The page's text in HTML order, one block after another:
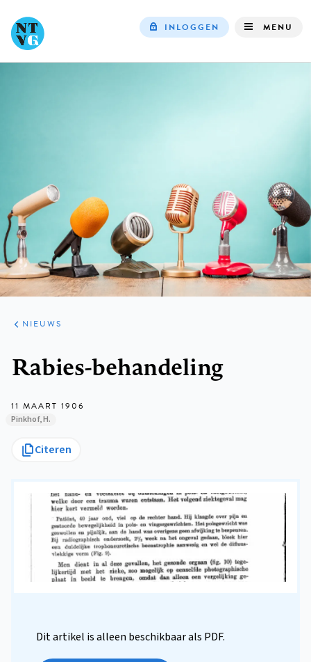
INLOGGEN MENU
ARTIKELEN
HET
KORT
NIEUWS
Rabies-behandeling
11 MAART 1906
Pinkhof, H.
Citeren
Dit artikel is alleen beschikbaar als PDF.